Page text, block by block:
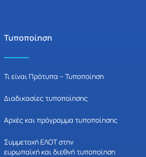
Τυποποίηση
Τι είναι Πρότυπα – Τυποποίηση
Διαδικασίες τυποποίησης
Αρχές και πρόγραμμα τυποποίησης
Συμμετοχή ΕΛΟΤ στην
ευρωπαϊκή και διεθνή τυποποίηση